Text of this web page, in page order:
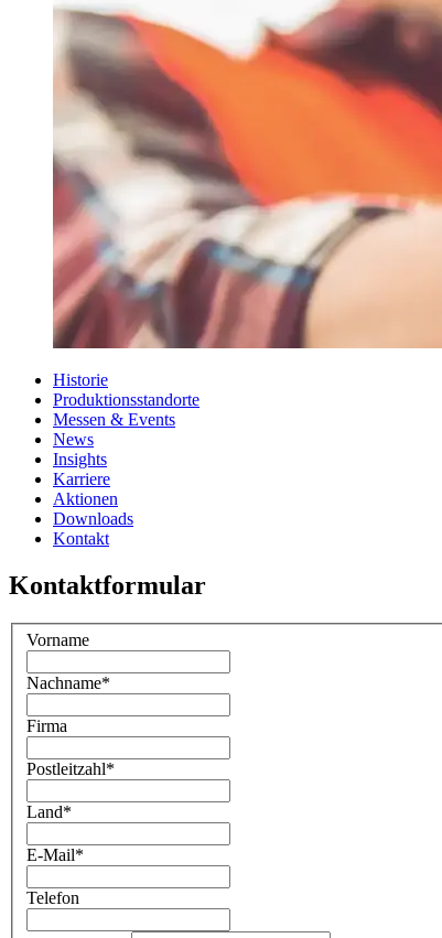
Historie
Produktionsstandorte
Messen & Events
News
Insights
Karriere
Aktionen
Downloads
Kontakt
Kontaktformular
Vorname
Nachname*
Firma
Postleitzahl*
Land*
E-Mail*
Telefon